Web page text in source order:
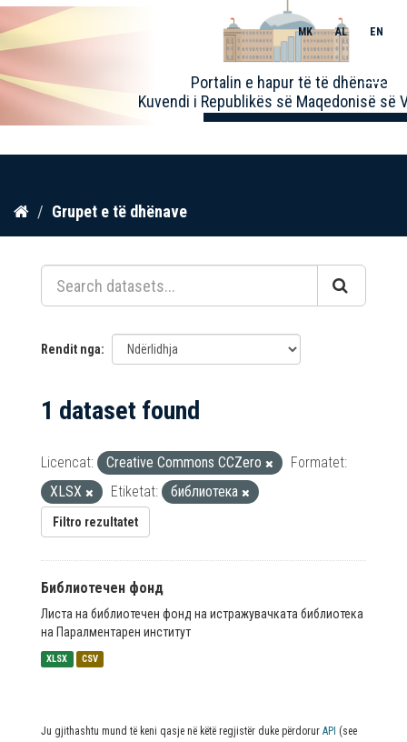
Kalo
përmbajtja
Portalin e hapur të të dhënave
Kuvendi i Republikës së Maqedonisë së
MK AL EN
Toggle
Grupet e të dhënave
Rendit nga
1 dataset found
Licencat: Creative Commons CCZero
Formatet:
XLSX
Etiketat: библиотека
Filtro rezultatet
Библиотечен фонд
Листа на библиотечен фонд на истражувачката библиотека
на Паралментарен институт
XLSX CSV
Ju gjithashtu mund të keni qasje në këtë regjistër duke përdorur API (see